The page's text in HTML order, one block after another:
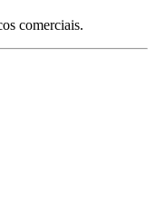
comerciais.